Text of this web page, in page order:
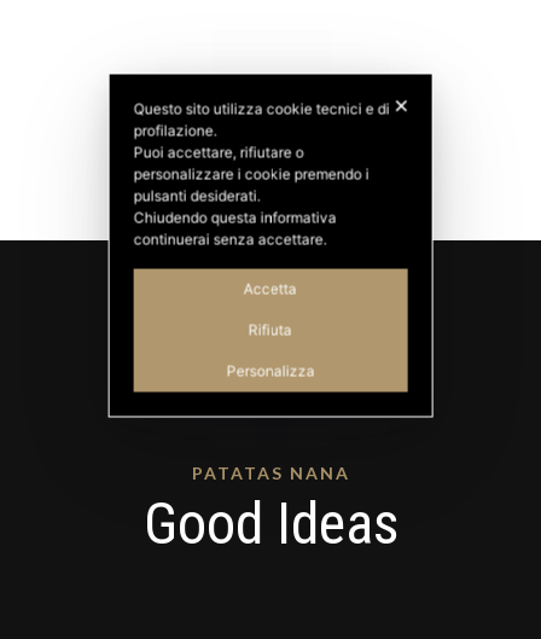
PATATAS NANA
Good Ideas
✕
Questo sito utilizza cookie tecnici e di
profilazione.
Puoi accettare, rifiutare o
personalizzare i cookie premendo i
pulsanti desiderati.
Chiudendo questa informativa
continuerai senza accettare.
Accetta
Rifiuta
Personalizza